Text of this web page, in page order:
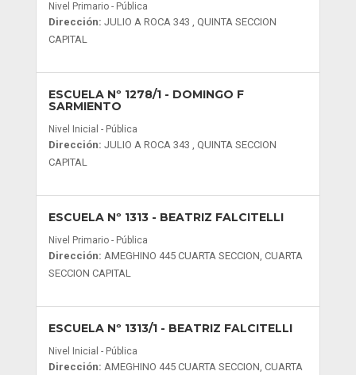
Nivel Primario - Pública
Dirección: JULIO A ROCA 343 , QUINTA SECCION
CAPITAL
ESCUELA Nº 1278/1- DOMINGO F
SARMIENTO
Nivel Inicial - Pública
Dirección: JULIO A ROCA 343 , QUINTA SECCION
CAPITAL
ESCUELA Nº 1313- BEATRIZ FALCITELLI
Nivel Primario - Pública
Dirección: AMEGHINO 445 CUARTA SECCION, CUARTA
SECCION CAPITAL
ESCUELA Nº 1313/1- BEATRIZ FALCITELLI
Nivel Inicial - Pública
Dirección: AMEGHINO 445 CUARTA SECCION, CUARTA